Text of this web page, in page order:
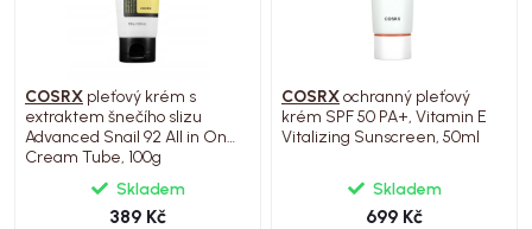
COSRX pleťový krém s
extraktem šnečího slizu
Advanced Snail 92 All in One
Cream Tube, 100g
Skladem
389 Kč
COSRXochranný pleťový
krém SPF 50 PA+, Vitamin E
Vitalizing Sunscreen, 50ml
Skladem
699 Kč